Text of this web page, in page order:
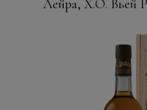
Лейра, Х.О. Вьей